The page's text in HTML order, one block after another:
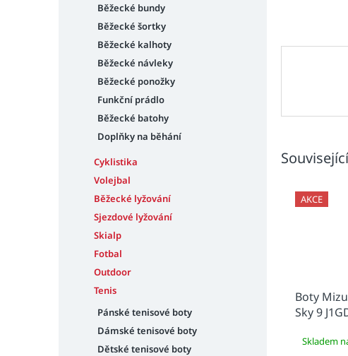
Běžecké bundy
Běžecké šortky
Běžecké kalhoty
Běžecké návleky
Běžecké ponožky
Funkční prádlo
Běžecké batohy
Doplňky na běhání
Cyklistika
Volejbal
Běžecké lyžování
Sjezdové lyžování
Skialp
Fotbal
Outdoor
Tenis
Pánské tenisové boty
Dámské tenisové boty
Dětské tenisové boty
AKCE
Boty
Sky 9
Skladem